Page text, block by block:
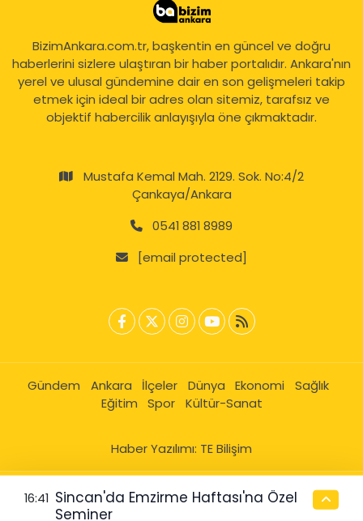
BizimAnkara.com.tr, başkentin en güncel ve doğru
haberlerini sizlere ulaştıran bir haber portalıdır. Ankara'nın
yerel ve ulusal gündemine dair en son gelişmeleri takip
etmek için ideal bir adres olan sitemiz, tarafsız ve
objektif habercilik anlayışıyla öne çıkmaktadır.
Mustafa Kemal Mah. 2129. Sok. No:4/2
Çankaya/Ankara
0541 881 8989
[email protected]
Gündem Ankara İlçeler Dünya Ekonomi
Sağlık
Eğitim
Spor Kültür-Sanat
Haber Yazılımı: TE Bilişim
16:41 Sincan'da Emzirme Haftası'na Özel
Seminer